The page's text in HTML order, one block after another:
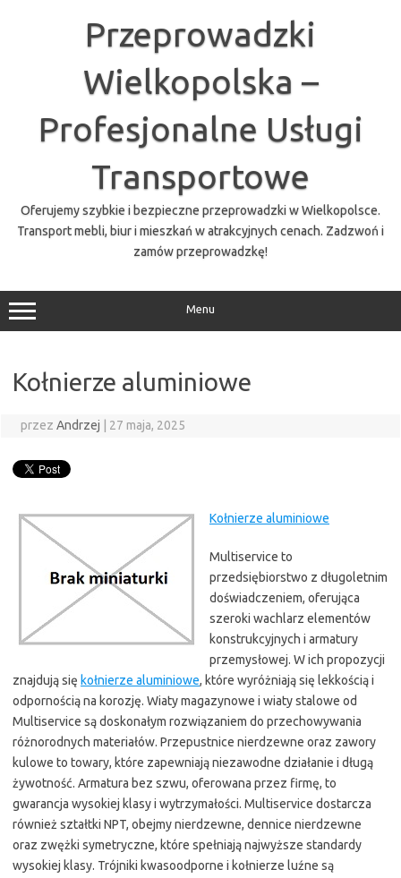
Przeprowadzki
Wielkopolska –
Profesjonalne Usługi
Transportowe
Oferujemy szybkie i bezpieczne przeprowadzki w Wielkopolsce.
Transport mebli, biur i mieszkań w atrakcyjnych cenach. Zadzwoń i
zamów przeprowadzkę!
Menu
Kołnierze aluminiowe
przez Andrzej 27 maja, 2025
Kołnierze aluminiowe
Multiservice to
przedsiębiorstwo z długoletnim
doświadczeniem, oferująca
szeroki wachlarz elementów
konstrukcyjnych i armatury
przemysłowej. W ich propozycji
znajdują się kołnierze aluminiowe, które wyróżniają się lekkością i
odpornością na korozję. Wiaty magazynowe i wiaty stalowe od
Multiservice są doskonałym rozwiązaniem do przechowywania
różnorodnych materiałów. Przepustnice nierdzewne oraz zawory
kulowe to towary, które zapewniają niezawodne działanie i długą
żywotność. Armatura bez szwu, oferowana przez firmę, to
gwarancja wysokiej klasy i wytrzymałości. Multiservice dostarcza
również ształtki NPT, obejmy nierdzewne, dennice nierdzewne
oraz zwężki symetryczne, które spełniają najwyższe standardy
wysokiej klasy. Trójniki kwasoodporne i kołnierze luźne są